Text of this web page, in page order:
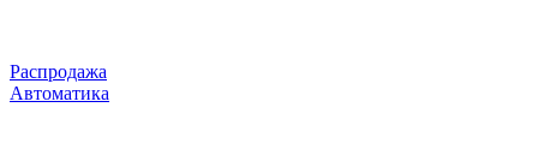
Распродажа
Автоматика